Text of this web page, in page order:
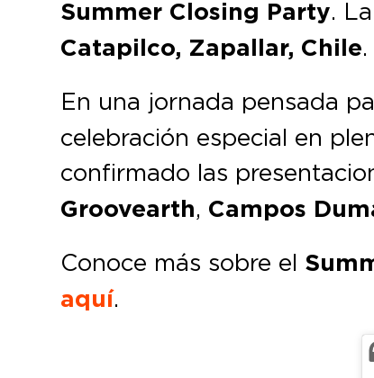
Summer Closing Party.
Catapilco, Zapallar, Chile.
En una jornada pensada
celebración especial en
confirmado las
Groovearth, Campos
Conoce más sobre el
aquí.